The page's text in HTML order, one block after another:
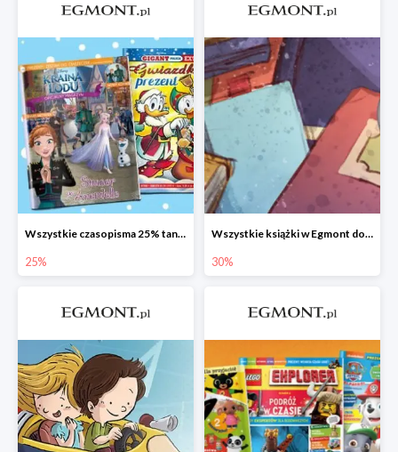
Wszystkie czasopisma 25% taniej
25%
Wszystkie książki w Egmont do -30%
30%